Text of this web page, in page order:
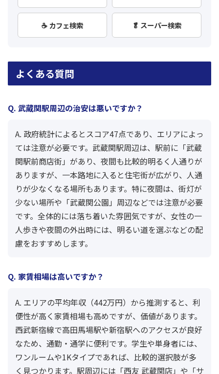
☕ カフェ検索 🥬 スーパー検索
よくある質問
Q. 武蔵関駅周辺の治安は悪いですか？
A. 政府統計によるとスコア47点であり、エリアによっ
ては注意が必要です。武蔵関駅周辺は、駅前に「武蔵
関駅前商店街」があり、夜間も比較的明るく人通りが
ありますが、一本路地に入ると住宅街が広がり、人通
りが少なくなる場所もあります。特に夜間は、街灯が
少ない場所や「武蔵関公園」周辺などでは注意が必要
です。全体的には落ち着いた雰囲気ですが、女性の一
人歩きや夜間の外出時には、明るい道を選ぶなどの配
慮をおすすめします。
Q. 家賃相場は高いですか？
A. エリアの平均年収（442万円）から推測すると、利
便性が高く家賃相場も高めですが、価値があります。
西武新宿線で高田馬場駅や新宿駅へのアクセスが良好
なため、通勤・通学に便利です。学生や単身者には、
ワンルームや1Kタイプであれば、比較的選択肢が多
く見つかります。駅周辺には「西友 武蔵関店」や「サ